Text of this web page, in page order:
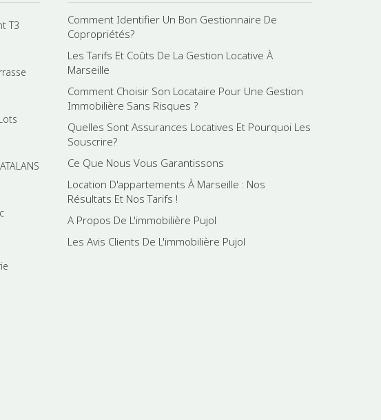
T3
Comment Identifier Un Bon Gestionnaire De
Copropriétés?
Les Tarifs Et Coûts De La Gestion Locative À
Marseille
Comment Choisir Son Locataire Pour Une Gestion
Immobilière Sans Risques ?
Quelles Sont Assurances Locatives Et Pourquoi Les
Souscrire?
Ce Que Nous Vous Garantissons
Location D'appartements À Marseille : Nos
Résultats Et Nos Tarifs !
A Propos De L'immobilière Pujol
Les Avis Clients De L'immobilière Pujol